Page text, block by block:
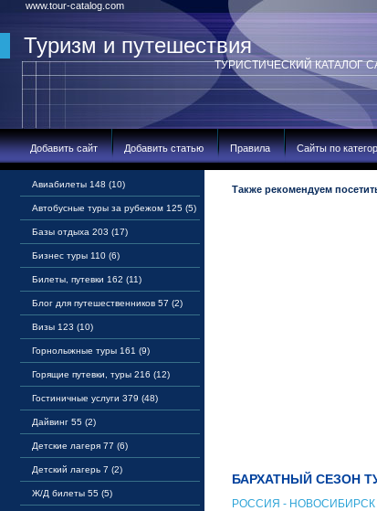
www.tour-catalog.com
Туризм и путешествия
ТУРИСТИЧЕСКИЙ КАТАЛОГ
Добавить сайт Добавить статью Правила Сайты по
Авиабилеты 148 (10)
Автобусные туры за рубежом 125 (5)
Базы отдыха 203 (17)
Бизнес туры 110 (6)
Билеты, путевки 162 (11)
Блог для путешественников 57 (2)
Визы 123 (10)
Горнолыжные туры 161 (9)
Горящие путевки, туры 216 (12)
Гостиничные услуги 379 (48)
Дайвинг 55 (2)
Детские лагеря 77 (6)
Детский лагерь 7 (2)
Ж/Д билеты 55 (5)
Также рекомендуем
БАРХАТНЫЙ СЕЗОН
РОССИЯ - НОВОСИБИРСК